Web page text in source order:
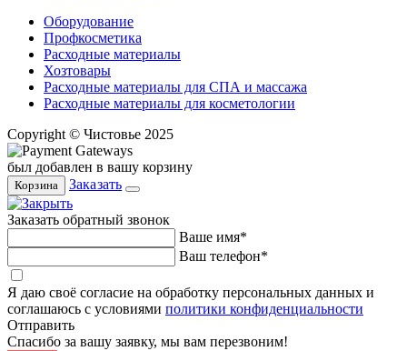
Оборудование
Профкосметика
Расходные материалы
Хозтовары
Расходные материалы для СПА и массажа
Расходные материалы для косметологии
Copyright © Чистовье 2025
был добавлен в вашу корзину
Корзина Заказать
Заказать обратный звонок
Ваше имя*
Ваш телефон*
Я даю своё согласие на обработку персональных данных и
соглашаюсь с условиями политики конфиденциальности
Отправить
Спасибо за вашу заявку, мы вам перезвоним!